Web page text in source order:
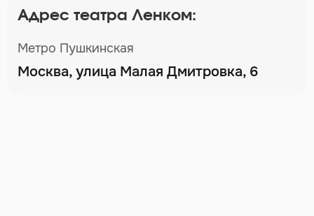
Адрес театра Ленком:
Метро Пушкинская
Москва, улица Малая Дмитровка, 6